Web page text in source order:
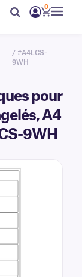
0
/ #A4LCS-
9WH
pour
A4
9WH